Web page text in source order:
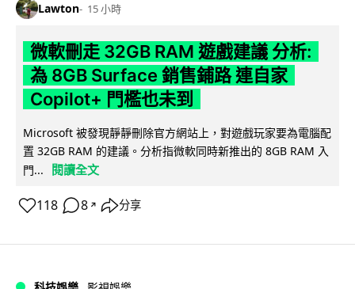
Lawton 15 小時
微軟刪走 32GB RAM 遊戲建議 分析:
為 8GB Surface 銷售鋪路 連自家
Copilot+ 門檻也未到
Microsoft 被發現靜靜刪除官方網站上，對遊戲玩家要為電腦配
置 32GB RAM 的建議。分析指微軟同時新推出的 8GB RAM 入
門...
閱讀全文
118 8 ↗ 分享